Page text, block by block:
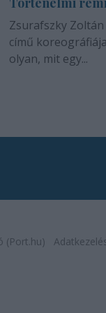
Zsurafszky
című
olyan, mit egy...
(Port.hu)